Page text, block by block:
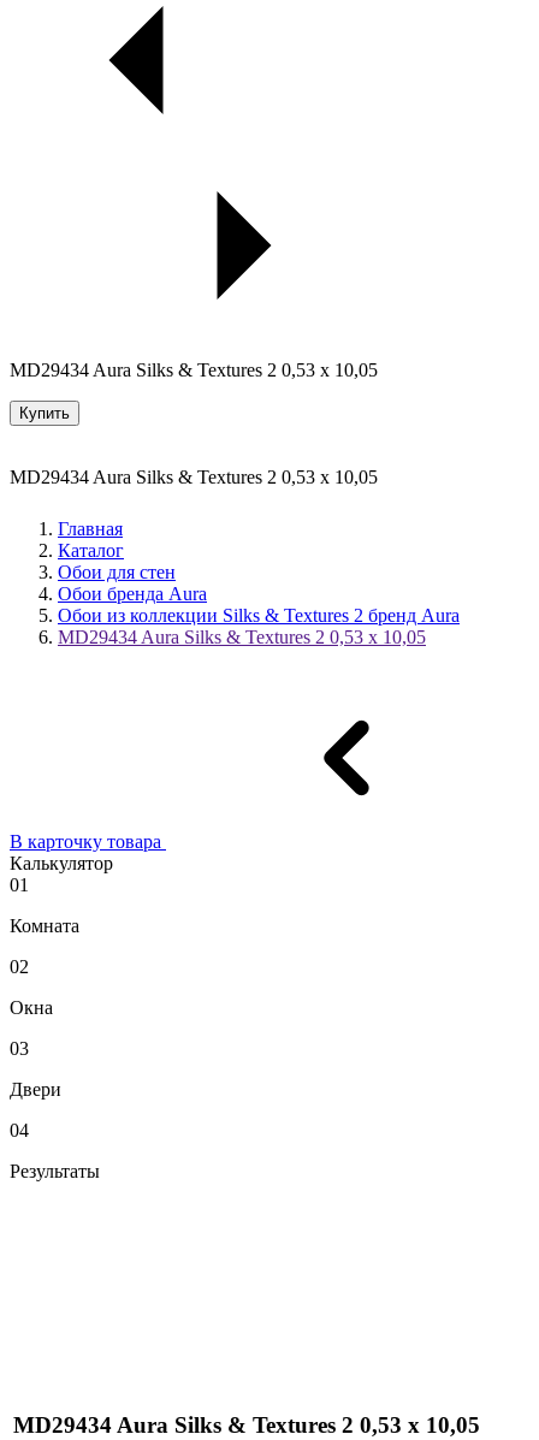
MD29434 Aura Silks & Textures 2 0,53 x 10,05
Купить
MD29434 Aura Silks & Textures 2 0,53 x 10,05
Главная
Каталог
Обои для стен
Обои бренда Aura
Обои из коллекции Silks & Textures 2 бренд Aura
MD29434 Aura Silks & Textures 2 0,53 x 10,05
В карточку товара
Калькулятор
01
Комната
02
Окна
03
Двери
04
Результаты
MD29434 Aura Silks & Textures 2 0,53 x 10,05